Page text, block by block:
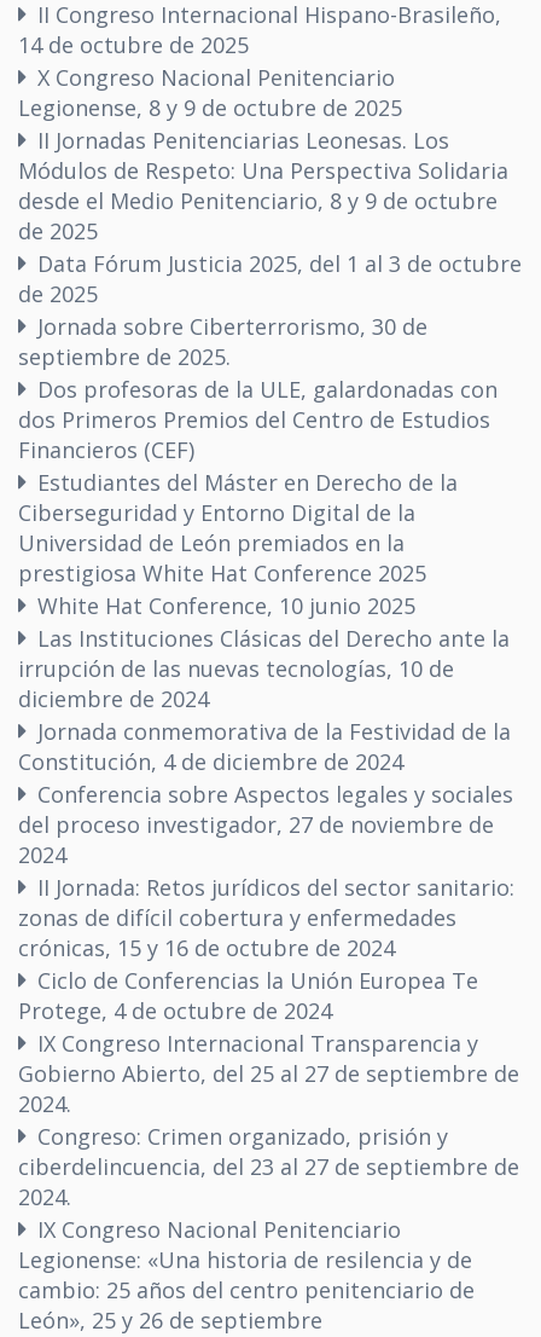
II Congreso Internacional Hispano-Brasileño,
14 de octubre de 2025
X Congreso Nacional Penitenciario
Legionense, 8 y 9 de octubre de 2025
II Jornadas Penitenciarias Leonesas. Los
Módulos de Respeto: Una Perspectiva Solidaria
desde el Medio Penitenciario, 8 y 9 de octubre
de 2025
Data Fórum Justicia 2025, del 1 al 3 de octubre
de 2025
Jornada sobre Ciberterrorismo, 30 de
septiembre de 2025.
Dos profesoras de la ULE, galardonadas con
dos Primeros Premios del Centro de Estudios
Financieros (CEF)
Estudiantes del Máster en Derecho de la
Ciberseguridad y Entorno Digital de la
Universidad de León premiados en la
prestigiosa White Hat Conference 2025
White Hat Conference, 10 junio 2025
Las Instituciones Clásicas del Derecho ante la
irrupción de las nuevas tecnologías, 10 de
diciembre de 2024
Jornada conmemorativa de la Festividad de la
Constitución, 4 de diciembre de 2024
Conferencia sobre Aspectos legales y sociales
del proceso investigador, 27 de noviembre de
2024
II Jornada: Retos jurídicos del sector sanitario:
zonas de difícil cobertura y enfermedades
crónicas, 15 y 16 de octubre de 2024
Ciclo de Conferencias la Unión Europea Te
Protege, 4 de octubre de 2024
IX Congreso Internacional Transparencia y
Gobierno Abierto, del 25 al 27 de septiembre de
2024.
Congreso: Crimen organizado, prisión y
ciberdelincuencia, del 23 al 27 de septiembre de
2024.
IX Congreso Nacional Penitenciario
Legionense: «Una historia de resilencia y de
cambio: 25 años del centro penitenciario de
León», 25 y 26 de septiembre